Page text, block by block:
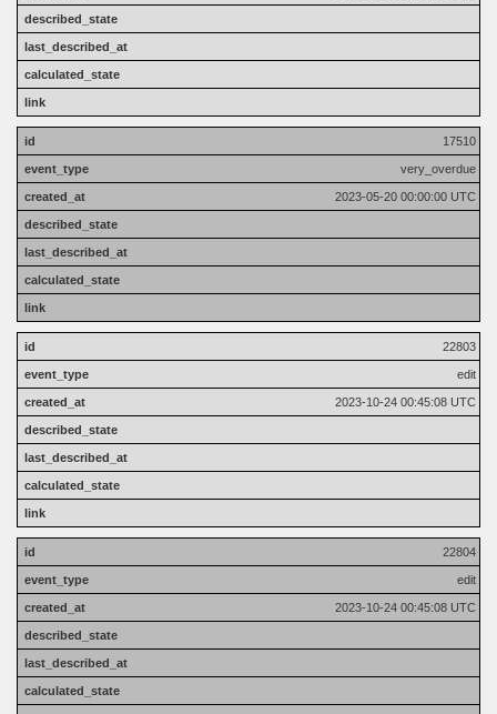
17510
very_overdue
2023-05-20 00:00:00 UTC
22803
edit
2023-10-24 00:45:08 UTC
22804
edit
2023-10-24 00:45:08 UTC